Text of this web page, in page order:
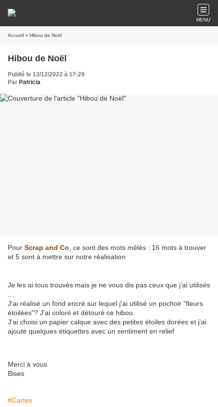
MENU
Accueil » Hibou de Noël
Hibou de Noël
Publié le 13/12/2022 à 17:29
Par Patricia
Pour Scrap and Co , ce sont des mots mêlés : 16 mots à trouver
et 5 sont à mettre sur notre réalisation
Je les ai tous trouvés mais je ne vous dis pas ceux que j'ai utilisés
J'ai réalisé un fond encré sur lequel j'ai utilisé un pochoir "fleurs
étoilées"? J'ai coloré et détouré ce hibou.
J'ai choisi un papier calque avec des petites étoiles dorées et j'ai
ajouté quelques étiquettes avec un sentiment en relief
Merci à vous
Bises
#Cartes